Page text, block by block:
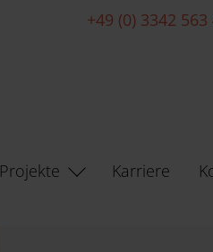
+49 (0) 3342 563
Projekte Karriere